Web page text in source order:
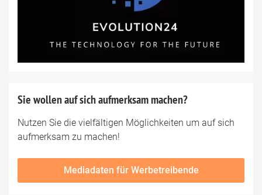
Sie wollen auf sich aufmerksam machen?
Nutzen Sie die vielfältigen Möglichkeiten um auf sich
aufmerksam zu machen!
Mediadaten für Werbetreibende